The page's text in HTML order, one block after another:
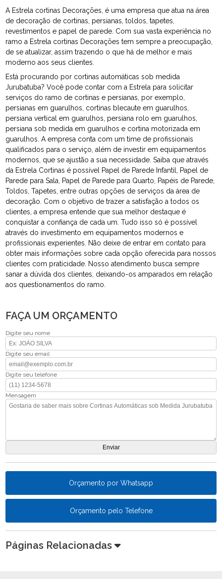
A Estrela cortinas Decorações, é uma empresa que atua na área
de decoração de cortinas, persianas, toldos, tapetes,
revestimentos e papel de parede. Com sua vasta experiência no
ramo a Estrela cortinas Decorações tem sempre a preocupação,
de se atualizar, assim trazendo o que há de melhor e mais
moderno aos seus clientes.
Está procurando por cortinas automáticas sob medida
Jurubatuba? Você pode contar com a Estrela para solicitar
serviços do ramo de cortinas e persianas, por exemplo,
persianas em guarulhos, cortinas blecaute em guarulhos,
persiana vertical em guarulhos, persiana rolo em guarulhos,
persiana sob medida em guarulhos e cortina motorizada em
guarulhos. A empresa conta com um time de profissionais
qualificados para o serviço, além de investir em equipamentos
modernos, que se ajustão a sua necessidade. Saiba que através
da Estrela Cortinas é possível Papel de Parede Infantil, Papel de
Parede para Sala, Papel de Parede para Quarto, Papéis de Parede,
Toldos, Tapetes, entre outras opções de serviços da área de
decoração. Com o objetivo de trazer a satisfação a todos os
clientes, a empresa entende que sua melhor destaque é
conquistar a confiança de cada um. Tudo isso só é possível
através do investimento em equipamentos modernos e
profissionais experientes. Não deixe de entrar em contato para
obter mais informações sobre cada opção oferecida para nossos
clientes com praticidade. Nosso atendimento busca sempre
sanar a dúvida dos clientes, deixando-os amparados em relação
aos questionamentos do ramo.
FAÇA UM ORÇAMENTO
Digite seu nome
Digite seu email
Digite seu telefone
Mensagem
Orçamento por Whatsapp
Orçamento pelo Telefone
Páginas Relacionadas